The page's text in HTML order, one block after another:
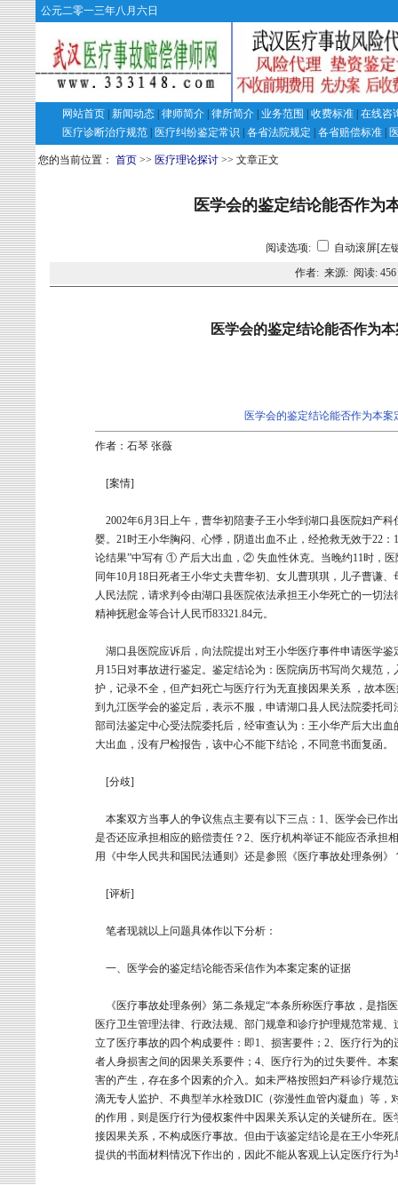
公元二零一三年八月六日
网站首页 新闻动态 律师简介 律所简介 业务范围 收费标准 在线咨
医疗诊断治疗规范
医疗纠纷鉴定常识 各省法院规定 各省赔偿标准
您的当前位置： 首页 >> 医疗理论探讨 >> 文章正文
医学会的鉴定结论能否作为
阅读选项:
自动滚屏[左
作者: 来源: 阅读: 456
医学会的鉴定结论能否作为
医学会的鉴定结论能否作为本案
作者：石琴 张薇
[案情]
2002年6月3日上午，曹华初陪妻子王小华到湖口县医院妇产
婴。21时王小华胸闷、心悸，阴道出血不止，经抢救无效于22：
论结果”中写有 ① 产后大出血，② 失血性休克。当晚约11时，
同年10月18日死者王小华丈夫曹华初、女儿曹琪琪，儿子曹谦
人民法院，请求判令由湖口县医院依法承担王小华死亡的一切
精神抚慰金等合计人民币83321.84元。
湖口县医院应诉后，向法院提出对王小华医疗事件申请医学鉴
月15日对事故进行鉴定。鉴定结论为：医院病历书写尚欠规范
护，记录不全，但产妇死亡与医疗行为无直接因果关系 ，故本
到九江医学会的鉴定后，表示不服，申请湖口县人民法院委托
部司法鉴定中心受法院委托后，经审查认为：王小华产后大出
大出血，没有尸检报告，该中心不能下结论，不同意书面复函。
[分歧]
本案双方当事人的争议焦点主要有以下三点：1、医学会已作
是否还应承担相应的赔偿责任？2、医疗机构举证不能应否承担
用《中华人民共和国民法通则》还是参照《医疗事故处理条例》
[评析]
笔者现就以上问题具体作以下分析：
一、医学会的鉴定结论能否采信作为本案定案的证据
《医疗事故处理条例》第二条规定“本条所称医疗事故，是指
医疗卫生管理法律、行政法规、部门规章和诊疗护理规范常规
立了医疗事故的四个构成要件：即1、损害要件；2、医疗行为
者人身损害之间的因果关系要件；4、医疗行为的过失要件。本
害的产生，存在多个因素的介入。如未严格按照妇产科诊疗规
滴无专人监护、不典型羊水栓致DIC（弥漫性血管内凝血）等，
的作用，则是医疗行为侵权案件中因果关系认定的关键所在。
接因果关系，不构成医疗事故。但由于该鉴定结论是在王小华
提供的书面材料情况下作出的，因此不能从客观上认定医疗行